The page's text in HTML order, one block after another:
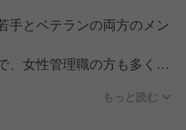
交差するコミュニティ空
わる“交差点”として、新た
手とベテランの両方のメン
、女性管理職の方も多く活
てカフェ出身の方が多いで
もっと読む